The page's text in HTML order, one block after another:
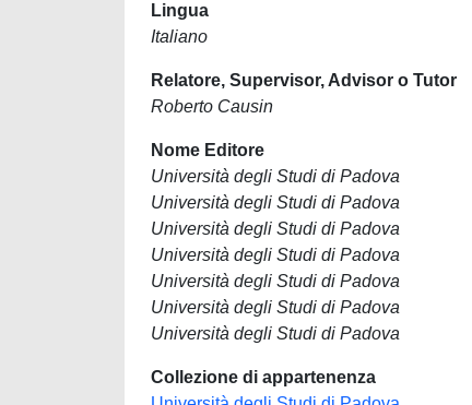
Lingua
Italiano
Relatore, Supervisor, Advisor o Tutor
Roberto Causin
Nome Editore
Università degli Studi di Padova
Università degli Studi di Padova
Università degli Studi di Padova
Università degli Studi di Padova
Università degli Studi di Padova
Università degli Studi di Padova
Università degli Studi di Padova
Collezione di appartenenza